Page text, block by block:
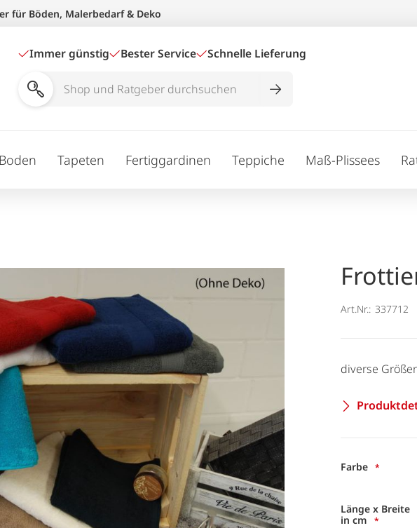
für Böden, Malerbedarf & Deko
Immer günstig Bester Service Schnelle Lieferung
Shop
durchsuchen
Tapeten Fertiggardinen Teppiche Maß-Plissees
Art.Nr.: 337712
diverse
Farbe
Länge x Breite
in cm